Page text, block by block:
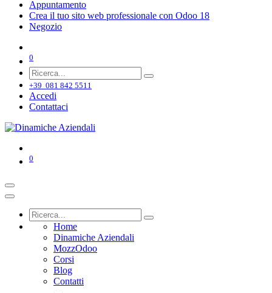
Appuntamento
Crea il tuo sito web professionale con Odoo 18
Negozio
0
+39 081 842 5511
Accedi
Contattaci
0
Home
Dinamiche Aziendali
MozzOdoo
Corsi
Blog
Contatti